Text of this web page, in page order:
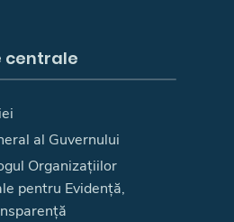
centrale
al Guvernului
Organizațiilor
pentru Evidență,